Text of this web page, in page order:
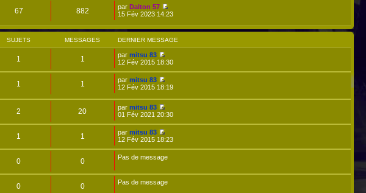
67 882 parDalton 57
15 Fév 2023 14:23
SUJETS MESSAGES DERNIER MESSAGE
1 1 parmitsu 83
12 Fév 2015 18:30
1 1 parmitsu 83
12 Fév 2015 18:19
2 20 parmitsu 83
01 Fév 2021 20:30
1 1 parmitsu 83
12 Fév 2015 18:23
0 0 Pas de message
0 0 Pas de message